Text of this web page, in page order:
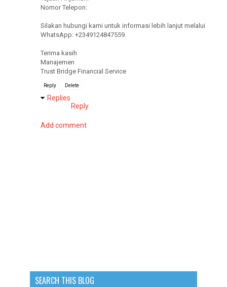
Nomor Telepon:
Silakan hubungi kami untuk informasi lebih lanjut melalui
WhatsApp: +2349124847559.
Terima kasih
Manajemen
Trust Bridge Financial Service
Reply Delete
Replies
Reply
Add comment
SEARCH THIS BLOG